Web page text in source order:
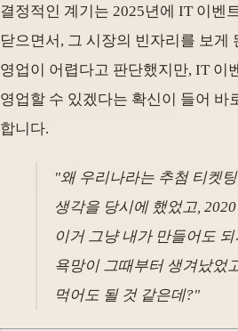
결정적인 계기는 2025년에 IT 이벤
닫으면서, 그 시장의 빈자리를 보게
영업이 어렵다고 판단했지만, IT 이
영업할 수 있겠다는 확신이 들어 바
합니다.
"왜 우리나라는 추첨 티켓
생각을 당시에 했었고,
이거 그냥 내가 만들어도
욕망이 그때부터 생겨났었
먹어도 될 것 같은데?"